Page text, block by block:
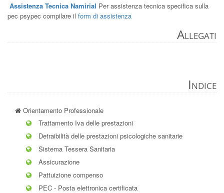
Assistenza Tecnica Namirial Per assistenza tecnica specifica sulla
pec psypec compilare il form di assistenza
Allegati
Indice
Orientamento Professionale
Trattamento Iva delle prestazioni
Detraibilità delle prestazioni psicologiche sanitarie
Sistema Tessera Sanitaria
Assicurazione
Pattuizione compenso
PEC - Posta elettronica certificata